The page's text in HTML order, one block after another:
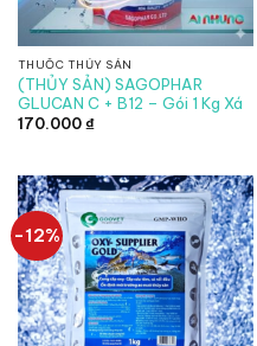
THUỐC THỦY SẢN
(THỦY SẢN) SAGOPHAR
GLUCAN C + B12 – Gói 1 Kg Xá
170.000₫
-12%